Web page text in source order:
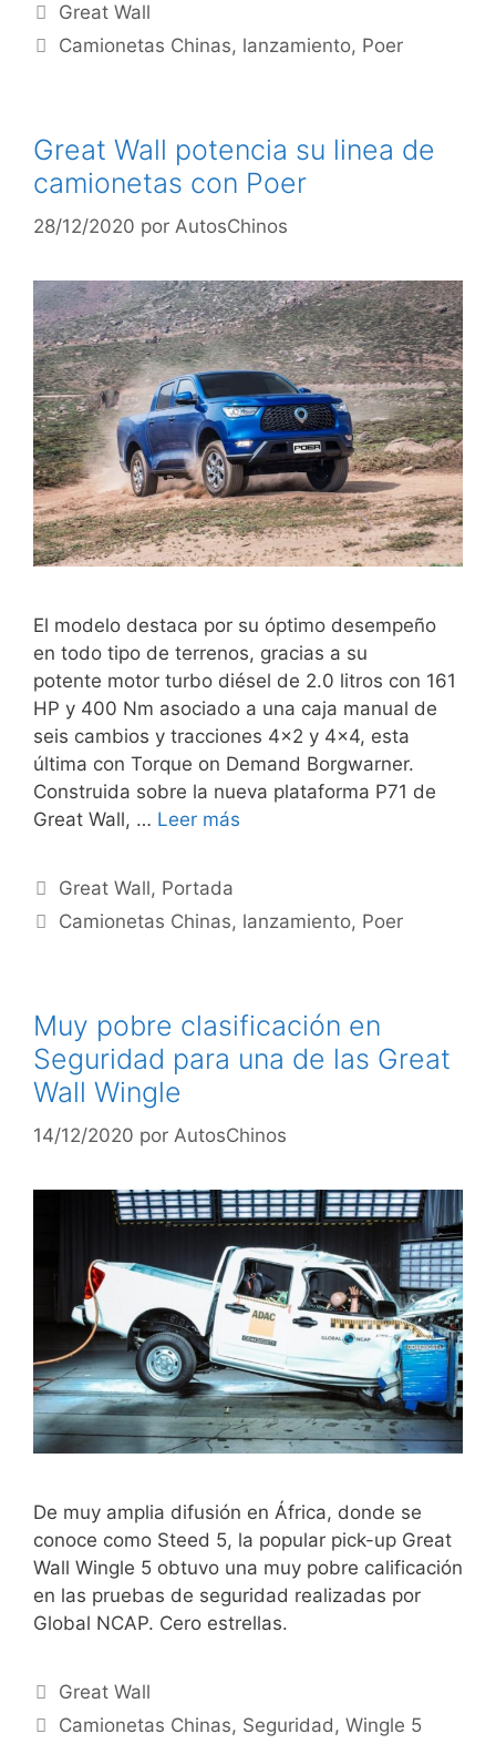
Great Wall
Camionetas Chinas, lanzamiento, Poer
Great Wall potencia su linea de
camionetas con Poer
28/12/2020 por AutosChinos
El modelo destaca por su óptimo desempeño
en todo tipo de terrenos, gracias a su
potente motor turbo diésel de 2.0 litros con 161
HP y 400 Nm asociado a una caja manual de
seis cambios y tracciones 4×2 y 4×4, esta
última con Torque on Demand Borgwarner.
Construida sobre la nueva plataforma P71 de
Great Wall, … Leer más
Great Wall, Portada
Camionetas Chinas, lanzamiento, Poer
Muy pobre clasificación en
Seguridad para una de las Great
Wall Wingle
14/12/2020 por AutosChinos
De muy amplia difusión en África, donde se
conoce como Steed 5, la popular pick-up Great
Wall Wingle 5 obtuvo una muy pobre calificación
en las pruebas de seguridad realizadas por
Global NCAP. Cero estrellas.
Great Wall
Camionetas Chinas, Seguridad,Wingle 5